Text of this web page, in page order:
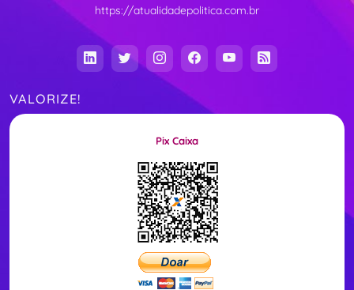
https://atualidadepolitica.com.br
VALORIZE!
Pix Caixa